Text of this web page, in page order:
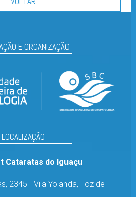
E ORGANIZAÇÃO
LOCALIZAÇÃO
Cataratas do Iguaçu
2345 - Vila Yolanda, Foz de